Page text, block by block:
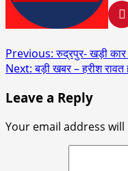
Post
navigation
Previous:रुद्रपुर- खड़ी
Next:बड़ी खबर – हरीश
Leave a Reply
Your email address